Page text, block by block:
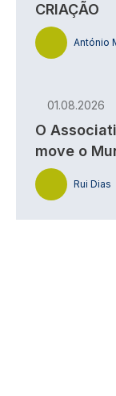
CRIAÇÃO
António
01.08.2026
O
move o
Rui Dias